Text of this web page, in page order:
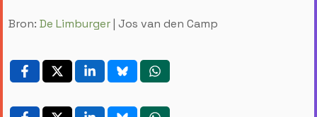
Bron: De Limburger | Jos van den Camp